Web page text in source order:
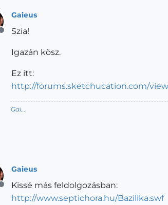
Offline
Gaieus
Szia!
Igazán kösz.
Ez itt:
http://forums.sketchucation.com/
Gai...
Offline
Gaieus
Kissé más feldolgozásban:
http://www.septichora.hu/Bazilika.swf